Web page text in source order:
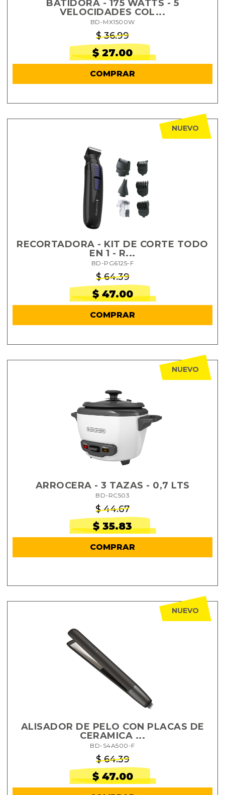
BATIDORA - 175 WATTS - 5
VELOCIDADES COL...
BD-MX1500W
$ 36.99
$ 27.00
COMPRAR
NUEVO
RECORTADORA - KIT DE CORTE TODO
EN 1 - R...
BD-PG6125-F
$ 64.39
$ 47.00
COMPRAR
NUEVO
ARROCERA - 3 TAZAS - 0,7 LTS
BD-RC503
$ 44.67
$ 35.83
COMPRAR
NUEVO
ALISADOR DE PELO CON PLACAS DE
CERAMICA ...
BD-S4A500-F
$ 64.39
$ 47.00